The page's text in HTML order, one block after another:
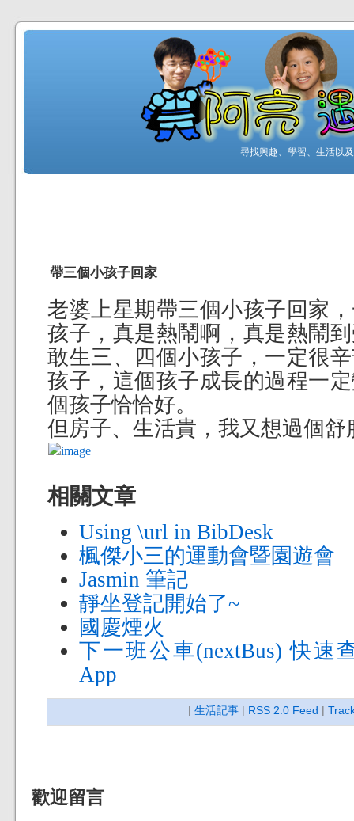
尋找興趣、學習、生活以
帶三個小孩子回家
老婆上星期帶三個小孩子回家
孩子，真是熱鬧啊，真是熱鬧
敢生三、四個小孩子，一定很
孩子，這個孩子成長的過程一
個孩子恰恰好。
但房子、生活貴，我又想過個
相關文章
Using \url in BibDesk
楓傑小三的運動會暨園遊會
Jasmin 筆記
靜坐登記開始了~
國慶煙火
下一班公車(nextBus) 快速
App
| 生活記事 | RSS 2.0 Feed |
歡迎留言